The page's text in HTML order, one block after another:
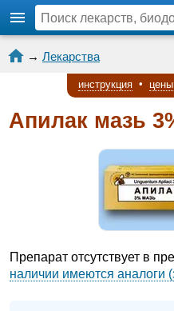
→ Лекарства
инструкция • цены
Апилак мазь
Препарат отсутствует в
наличии имеются аналоги